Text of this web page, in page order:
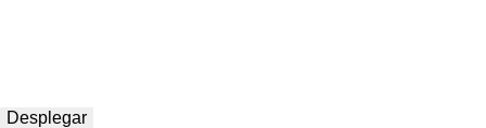
Desplegar